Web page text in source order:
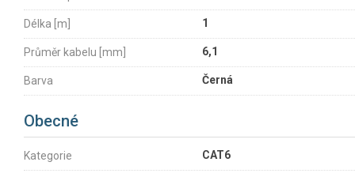
Délka [m] 1
Průměr kabelu [mm] 6,1
Barva Černá
Obecné
Kategorie CAT6